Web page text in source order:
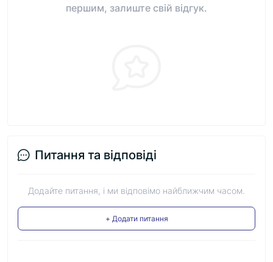
першим, залиште свій відгук.
Питання та відповіді
Додайте питання, і ми відповімо найближчим часом.
+ Додати питання